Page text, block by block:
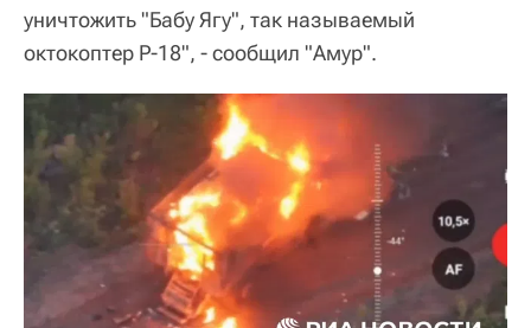
уничтожить "Бабу Ягу", так называемый
октокоптер Р-18", - сообщил "Амур".